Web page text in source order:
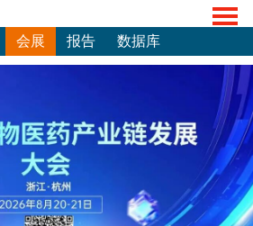
会展 报告 数据库